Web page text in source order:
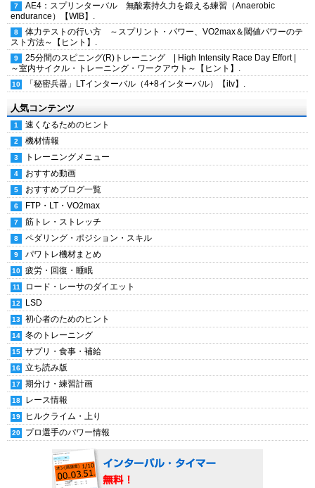
AE4：スプリンターバル 無酸素持久力を鍛える練習（Anaerobic
endurance）【WIB】.
体力テストの行い方 ～スプリント・パワー、VO2max＆閾値パワーのテ
スト方法～【ヒント】.
25分間のスピニング(R)トレーニング | High Intensity Race Day Effort |
～室内サイクル・トレーニング・ワークアウト～【ヒント】.
「秘密兵器」LTインターバル（4+8インターバル）【itv】.
人気コンテンツ
速くなるためのヒント
機材情報
トレーニングメニュー
おすすめ動画
おすすめブログ一覧
FTP・LT・VO2max
筋トレ・ストレッチ
ペダリング・ポジション・スキル
パワトレ機材まとめ
疲労・回復・睡眠
ロード・レーサのダイエット
LSD
初心者のためのヒント
冬のトレーニング
サプリ・食事・補給
立ち読み版
期分け・練習計画
レース情報
ヒルクライム・上り
プロ選手のパワー情報